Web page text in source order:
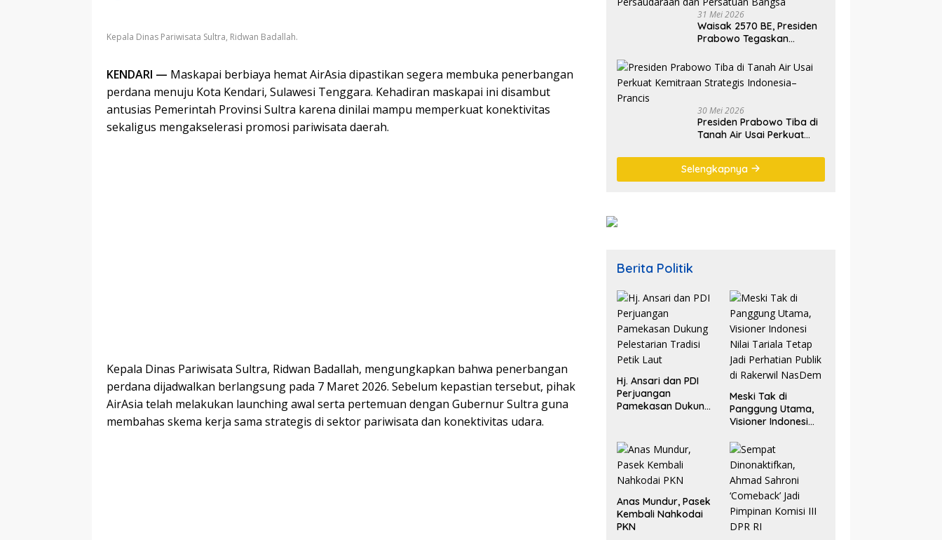
Kepala Dinas Pariwisata Sultra, Ridwan Badallah.
KENDARI — Maskapai berbiaya hemat AirAsia dipastikan segera membuka penerbangan
perdana menuju Kota Kendari, Sulawesi Tenggara. Kehadiran maskapai ini disambut
antusias Pemerintah Provinsi Sultra karena dinilai mampu memperkuat konektivitas
sekaligus mengakselerasi promosi pariwisata daerah.
Kepala Dinas Pariwisata Sultra, Ridwan Badallah, mengungkapkan bahwa penerbangan
perdana dijadwalkan berlangsung pada 7 Maret 2026. Sebelum kepastian tersebut, pihak
AirAsia telah melakukan launching awal serta pertemuan dengan Gubernur Sultra guna
membahas skema kerja sama strategis di sektor pariwisata dan konektivitas udara.
31 Mei 2026
Waisak 2570 BE, Presiden
Prabowo Tegaskan
Persaudaraan dan
Persatuan Bangsa
30 Mei 2026
Presiden Prabowo Tiba di
Tanah Air Usai Perkuat
Indonesia–Prancis
Selengkapnya
Berita Politik
Hj. Ansari dan PDI
Perjuangan
Pamekasan Dukung
Meski Tak di
Panggung Utama,
Visioner Indonesi
Jadi Perhatian
Publik di Rakerwil
NasDem
Anas Mundur, Pasek
Kembali Nahkodai
PKN